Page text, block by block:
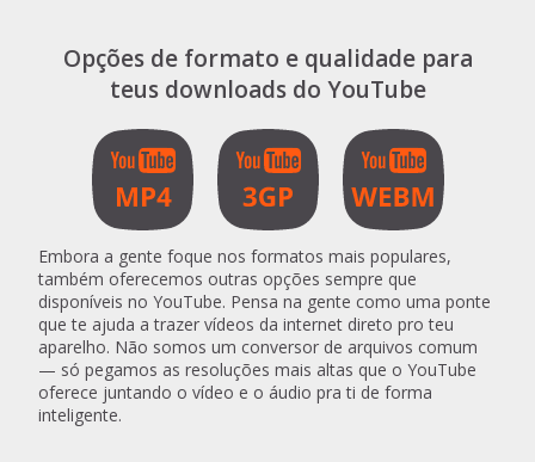
Opções de formato e qualidade para
teus downloads do YouTube
Embora a gente foque nos formatos mais populares,
também oferecemos outras opções sempre que
disponíveis no YouTube. Pensa na gente como uma ponte
que te ajuda a trazer vídeos da internet direto pro teu
aparelho. Não somos um conversor de arquivos comum
— só pegamos as resoluções mais altas que o YouTube
oferece juntando o vídeo e o áudio pra ti de forma
inteligente.